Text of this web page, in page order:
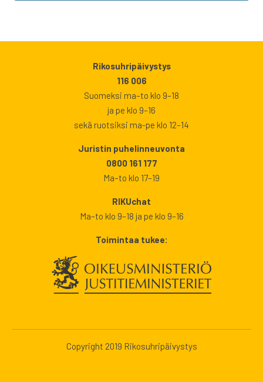
Rikosuhripäivystys
116 006
Suomeksi ma–to klo 9–18
ja pe klo 9–16
sekä ruotsiksi ma-pe klo 12–14
Juristin puhelinneuvonta
0800 161 177
Ma–to klo 17–19
RIKUchat
Ma–to klo 9–18 ja pe klo 9–16
Toimintaa tukee:
Copyright 2019 Rikosuhripäivystys